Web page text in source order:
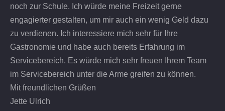
noch zur Schule. Ich würde meine Freizeit gerne
engagierter gestalten, um mir auch ein wenig Geld dazu
zu verdienen. Ich interessiere mich sehr für Ihre
Gastronomie und habe auch bereits Erfahrung im
Servicebereich. Es würde mich sehr freuen Ihrem Team
im Servicebereich unter die Arme greifen zu können.
Mit freundlichen Grüßen
Jette Ulrich